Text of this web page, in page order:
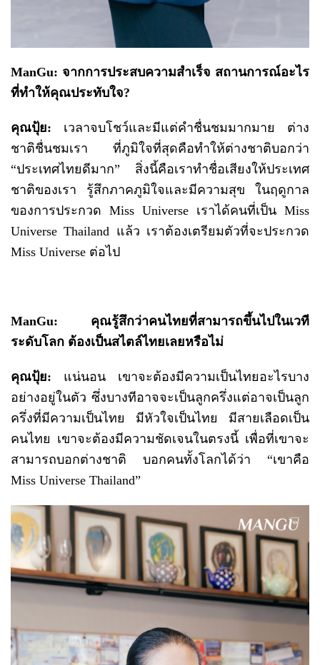
ManGu: จากการประสบความสำเร็จ สถานการณ์อะไร
ที่ทำให้คุณประทับใจ?
คุณปุ้ย: เวลาจบโชว์และมีแต่คำชื่นชมมากมาย ต่าง
ชาติชื่นชมเรา ที่ภูมิใจที่สุดคือทำให้ต่างชาติบอกว่า
“ประเทศไทยดีมาก” สิ่งนี้คือเราทำชื่อเสียงให้ประเทศ
ชาติของเรา รู้สึกภาคภูมิใจและมีความสุข ในฤดูกาล
ของการประกวด Miss Universe เราได้คนที่เป็น Miss
Universe Thailand แล้ว เราต้องเตรียมตัวที่จะประกวด
Miss Universe ต่อไป
ManGu: คุณรู้สึกว่าคนไทยที่สามารถขึ้นไปในเวที
ระดับโลก ต้องเป็นสไตล์ไทยเลยหรือไม่
คุณปุ้ย: แน่นอน เขาจะต้องมีความเป็นไทยอะไรบาง
อย่างอยู่ในตัว ซึ่งบางทีอาจจะเป็นลูกครึ่งแต่อาจเป็นลูก
ครึ่งที่มีความเป็นไทย มีหัวใจเป็นไทย มีสายเลือดเป็น
คนไทย เขาจะต้องมีความชัดเจนในตรงนี้ เพื่อที่เขาจะ
สามารถบอกต่างชาติ บอกคนทั้งโลกได้ว่า “เขาคือ
Miss Universe Thailand”